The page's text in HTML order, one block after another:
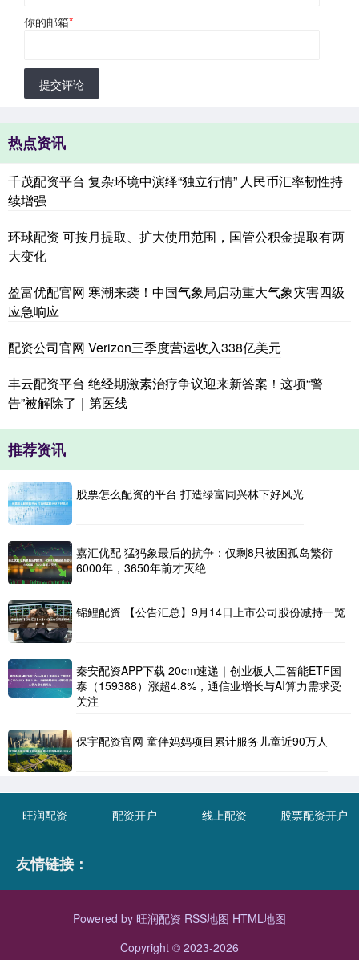
你的邮箱*
提交评论
热点资讯
千茂配资平台 复杂环境中演绎“独立行情” 人民币汇率韧性持
续增强
环球配资 可按月提取、扩大使用范围，国管公积金提取有两
大变化
盈富优配官网 寒潮来袭！中国气象局启动重大气象灾害四级
应急响应
配资公司官网 Verizon三季度营运收入338亿美元
丰云配资平台 绝经期激素治疗争议迎来新答案！这项“警
告”被解除了｜第医线
推荐资讯
股票怎么配资的平台 打造绿富同兴林下好风光
嘉汇优配 猛犸象最后的抗争：仅剩8只被困孤岛繁衍
6000年，3650年前才灭绝
锦鲤配资 【公告汇总】9月14日上市公司股份减持一览
秦安配资APP下载 20cm速递｜创业板人工智能ETF国
泰（159388）涨超4.8%，通信业增长与AI算力需求受
关注
保宇配资官网 童伴妈妈项目累计服务儿童近90万人
旺润配资 配资开户 线上配资 股票配资开户
友情链接：
Powered by 旺润配资 RSS地图 HTML地图
Copyright © 2023-2026